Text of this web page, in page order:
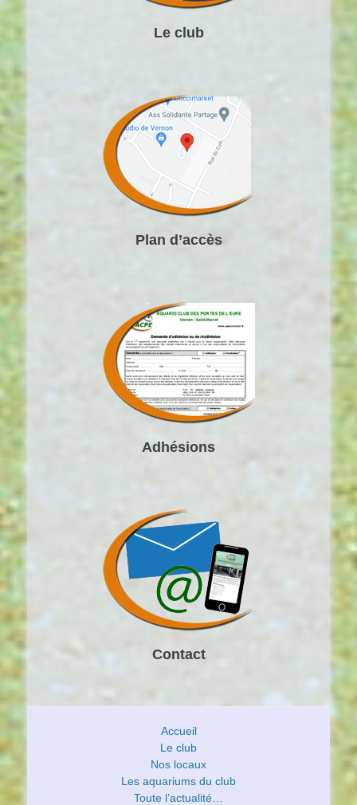
Le club
Plan d’accès
Adhésions
Contact
Accueil
Le club
Nos locaux
Les aquariums du club
Toute l’actualité…